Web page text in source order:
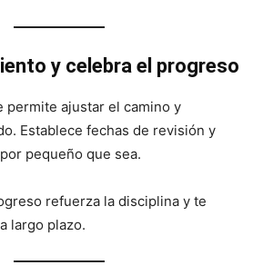
y celebra el progreso
permite ajustar el camino y
Establece fechas de revisión y
pequeño que sea.
refuerza la disciplina y te
largo plazo.